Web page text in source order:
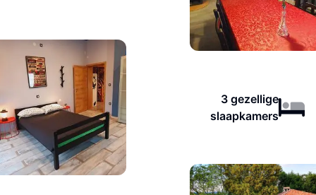
3 gezellige
slaapkamers